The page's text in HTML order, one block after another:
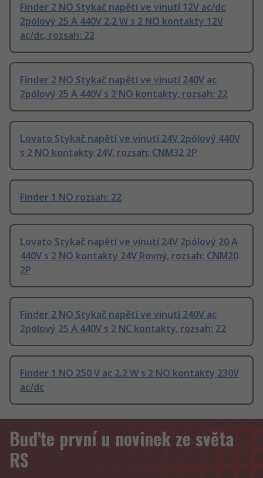
Finder 2 NO Stykač napětí ve vinutí 12V ac/dc
2pólový 25 A 440V 2.2 W s 2 NO kontakty 12V
ac/dc, rozsah: 22
Finder 2 NO Stykač napětí ve vinutí 240V ac
2pólový 25 A 440V s 2 NO kontakty, rozsah: 22
Lovato Stykač napětí ve vinutí 24V 2pólový 440V
s 2 NO kontakty 24V, rozsah: CNM32 2P
Finder 1 NO rozsah: 22
Lovato Stykač napětí ve vinutí 24V 2pólový 20 A
440V s 2 NO kontakty 24V Rovný, rozsah: CNM20
2P
Finder 2 NO Stykač napětí ve vinutí 240V ac
2pólový 25 A 440V s 2 NC kontakty, rozsah: 22
Finder 1 NO 250 V ac 2.2 W s 2 NO kontakty 230V
ac/dc
Buďte první u novinek ze světa
RS